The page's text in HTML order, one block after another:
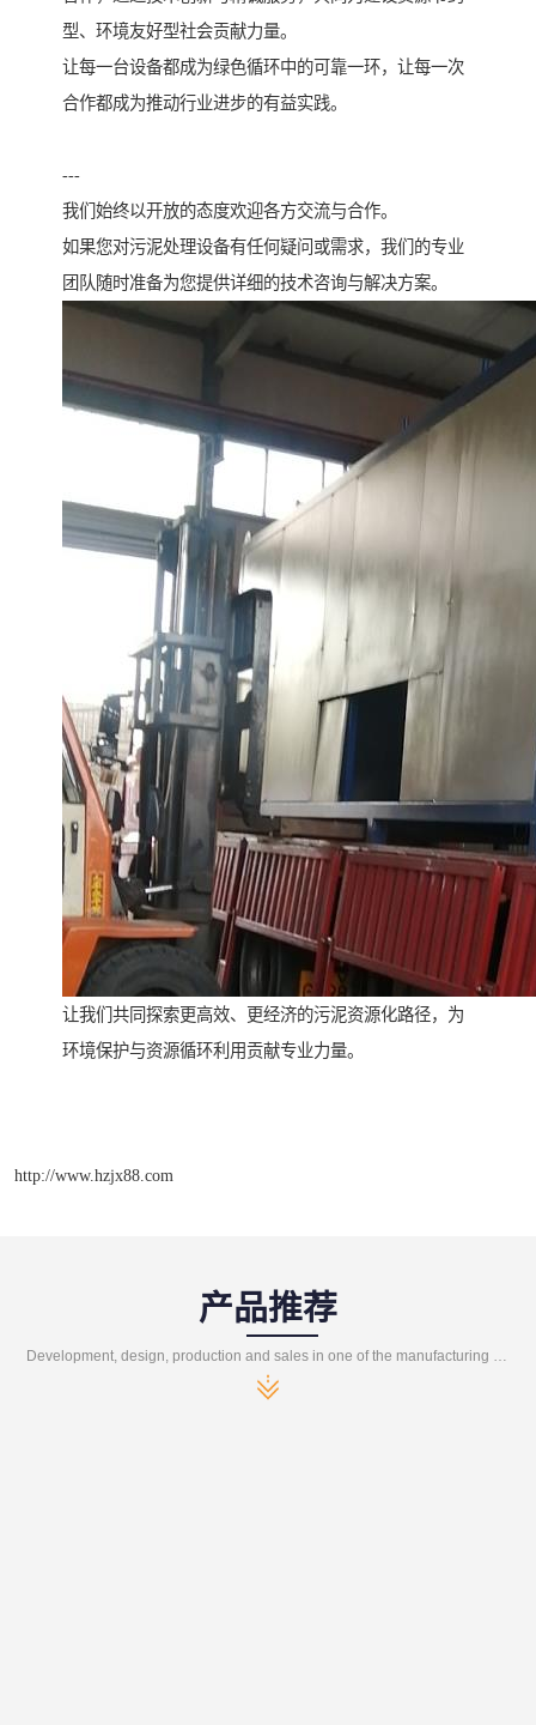
型、环境友好型社会贡献力量。
让每一台设备都成为绿色循环中的可靠一环，让每一次
合作都成为推动行业进步的有益实践。
---
我们始终以开放的态度欢迎各方交流与合作。
如果您对污泥处理设备有任何疑问或需求，我们的专业
团队随时准备为您提供详细的技术咨询与解决方案。
让我们共同探索更高效、更经济的污泥资源化路径，为
环境保护与资源循环利用贡献专业力量。
http://www.hzjx88.com
产品推荐
Development, design, production and sales in one of the manufacturing enterprises